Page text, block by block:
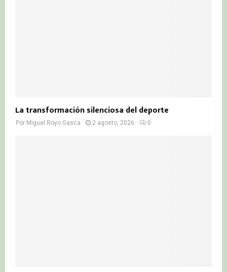
La transformación silenciosa del deporte
Por Miguel Royo Gasca 2 agosto, 2026 0